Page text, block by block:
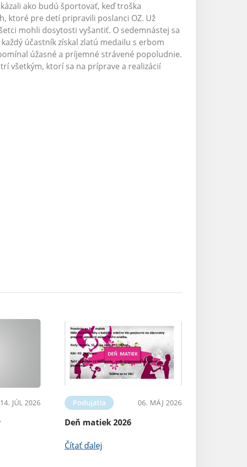
ako budú športovať, keď troška
ktoré pre detí pripravili poslanci OZ. Už
mohli dosytosti vyšantiť. O sedemnástej sa
účastník získal zlatú medailu s erbom
úžasné a príjemné strávené popoludnie.
všetkým, ktorí sa na príprave a realizácií
14. JÚL 2026 Podujatia 06. MÁJ 2026
Deň matiek 2026
Čítať ďalej